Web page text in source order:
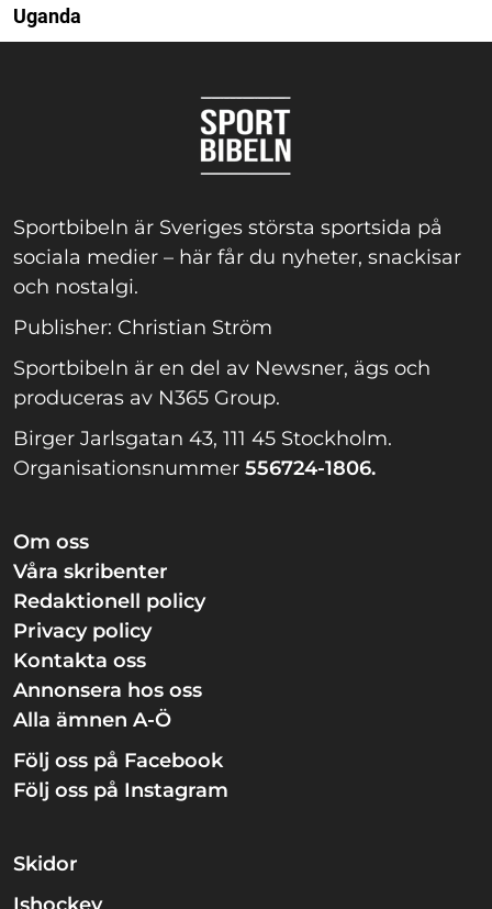
Uganda
Sportbibeln är Sveriges största sportsida på
sociala medier – här får du nyheter, snackisar
och nostalgi.
Publisher: Christian Ström
Sportbibeln är en del av Newsner, ägs och
produceras av N365 Group.
Birger Jarlsgatan 43, 111 45 Stockholm.
Organisationsnummer 556724-1806.
Om oss
Våra skribenter
Redaktionell policy
Privacy policy
Kontakta oss
Annonsera hos oss
Alla ämnen A-Ö
Följ oss på Facebook
Följ oss på Instagram
Skidor